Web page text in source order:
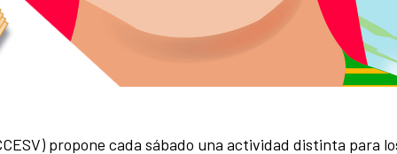
propone cada sábado una actividad distinta para